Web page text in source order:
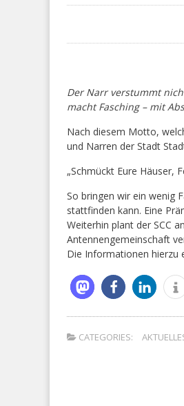
Der Narr verstummt
macht Fasching – mit
Nach diesem Motto,
und Narren der Stadt
„Schmückt Eure Häuser,
So bringen wir ein wenig
stattfinden kann. Eine
Weiterhin plant der SCC
Antennengemeinschaft
Die Informationen hierzu
CATEGORIES: